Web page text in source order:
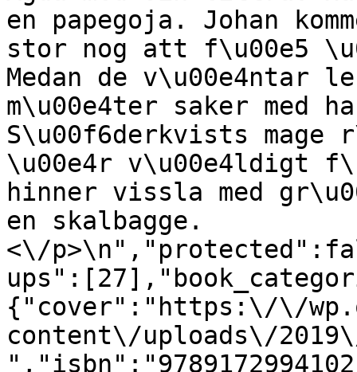
en papegoja. Johan
stor nog att f\u00e5
Medan de v\u00e4ntar
m\u00e4ter saker med
S\u00f6derkvists mage
\u00e4r v\u00e4ldigt
hinner vissla med
en skalbagge.
<\/
{"cover":"https:\/\/
content\/uploads\/